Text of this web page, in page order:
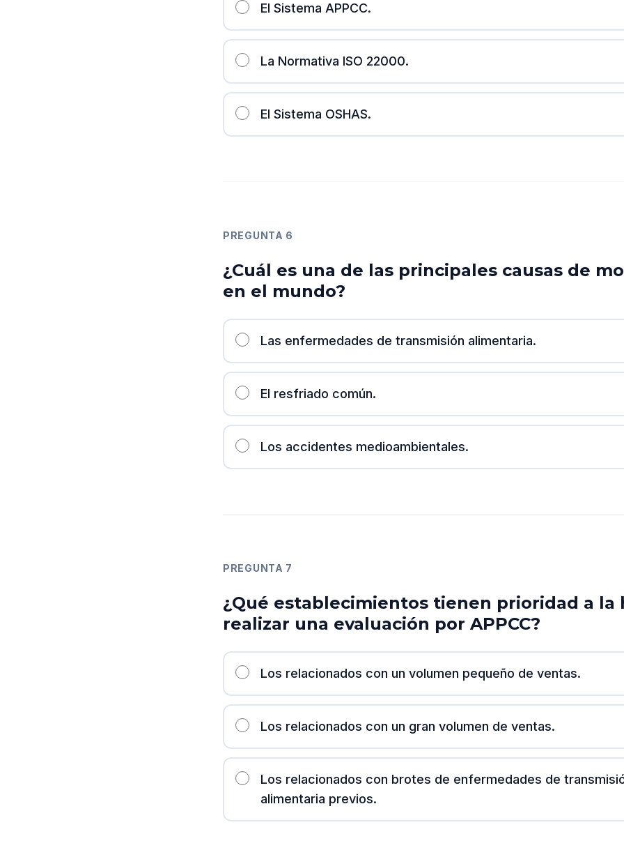
El Sistema APPCC.
La Normativa ISO 22000.
El Sistema OSHAS.
PREGUNTA 6
¿Cuál es una de las principales causas de
en el mundo?
Las enfermedades de transmisión alimentaria.
El resfriado común.
Los accidentes medioambientales.
PREGUNTA 7
¿Qué establecimientos tienen prioridad a la
realizar una evaluación por APPCC?
Los relacionados con un volumen pequeño de ventas.
Los relacionados con un gran volumen de ventas.
Los relacionados con brotes de enfermedades de
alimentaria previos.